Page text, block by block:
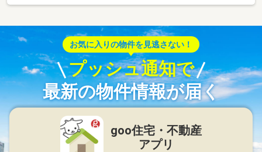
お気に入りの物件を見逃さない！
プッシュ通知で
最新の物件情報が届く
goo住宅・不動産
アプリ